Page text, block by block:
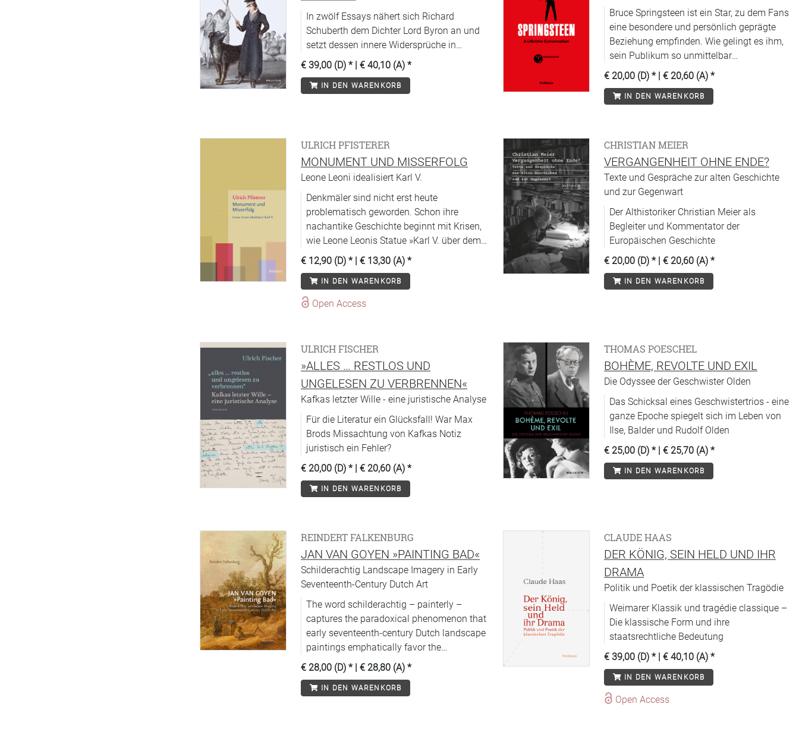
In zwölf Essays nähert sich Richard
Schuberth dem Dichter Lord Byron an und
setzt dessen innere Widersprüche in
Beziehung zu den Widersprüchen seiner
Zeit sowie zu Problemen und Diskursen der
Gegenwart.
€ 39,00 (D) * | € 40,10 (A) *
IN DEN WARENKORB
Bruce Springsteen ist ein Star, zu dem Fans
eine besondere und persönlich geprägte
Beziehung empfinden. Wie gelingt es ihm,
sein Publikum so unmittelbar
anzusprechen?
€ 20,00 (D) * | € 20,60 (A) *
IN DEN WARENKORB
ULRICH PFISTERER
MONUMENT UND MISSERFOLG
Leone Leoni idealisiert Karl V.
Denkmäler sind nicht erst heute
problematisch geworden. Schon ihre
nachantike Geschichte beginnt mit Krisen,
wie Leone Leonis Statue »Karl V. über dem
Furor« zeigt
€ 12,90 (D) * | € 13,30 (A) *
IN DEN WARENKORB
Open Access
CHRISTIAN MEIER
VERGANGENHEIT OHNE ENDE?
Texte und Gespräche zur alten Geschichte
und zur Gegenwart
Der Althistoriker Christian Meier als
Begleiter und Kommentator der
Europäischen Geschichte
€ 20,00 (D) * | € 20,60 (A) *
IN DEN WARENKORB
ULRICH FISCHER
»ALLES … RESTLOS UND
UNGELESEN ZU VERBRENNEN«
Kafkas letzter Wille - eine juristische Analyse
Für die Literatur ein Glücksfall! War Max
Brods Missachtung von Kafkas Notiz
juristisch ein Fehler?
€ 20,00 (D) * | € 20,60 (A) *
IN DEN WARENKORB
THOMAS POESCHEL
BOHÈME, REVOLTE UND EXIL
Die Odyssee der Geschwister Olden
Das Schicksal eines Geschwistertrios - eine
ganze Epoche spiegelt sich im Leben von
Ilse, Balder und Rudolf Olden
€ 25,00 (D) * | € 25,70 (A) *
IN DEN WARENKORB
REINDERT FALKENBURG
JAN VAN GOYEN »PAINTING BAD«
Schilderachtig Landscape Imagery in Early
Seventeenth-Century Dutch Art
The word schilderachtig – painterly –
captures the paradoxical phenomenon that
early seventeenth-century Dutch landscape
paintings emphatically favor the
unassuming nature of the countryside in
order to bring out the very artfulness of their
pictorial representation.
€ 28,00 (D) * | € 28,80 (A) *
IN DEN WARENKORB
CLAUDE HAAS
DER KÖNIG, SEIN HELD UND IHR
DRAMA
Politik und Poetik der klassischen Tragödie
Weimarer Klassik und tragédie classique –
Die klassische Form und ihre
staatsrechtliche Bedeutung
€ 39,00 (D) * | € 40,10 (A) *
IN DEN WARENKORB
Open Access